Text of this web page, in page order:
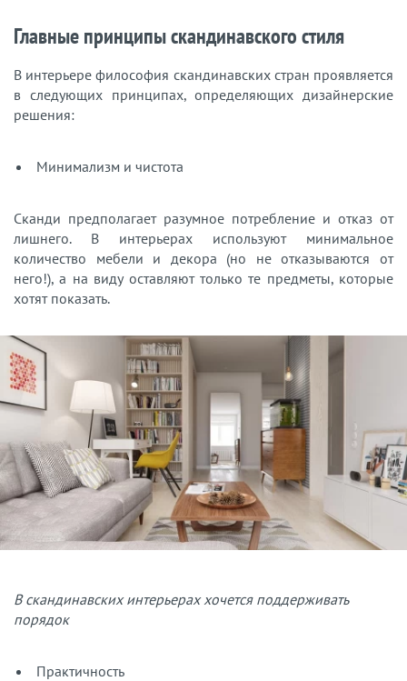
Главные принципы скандинавского стиля
В интерьере философия скандинавских стран проявляется
в следующих принципах, определяющих дизайнерские
решения:
Минимализм и чистота
Сканди предполагает разумное потребление и отказ от
лишнего. В интерьерах используют минимальное
количество мебели и декора (но не отказываются от
него!), а на виду оставляют только те предметы, которые
хотят показать.
В скандинавских интерьерах хочется поддерживать
порядок
Практичность